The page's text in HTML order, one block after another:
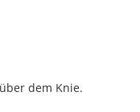
dem Knie.